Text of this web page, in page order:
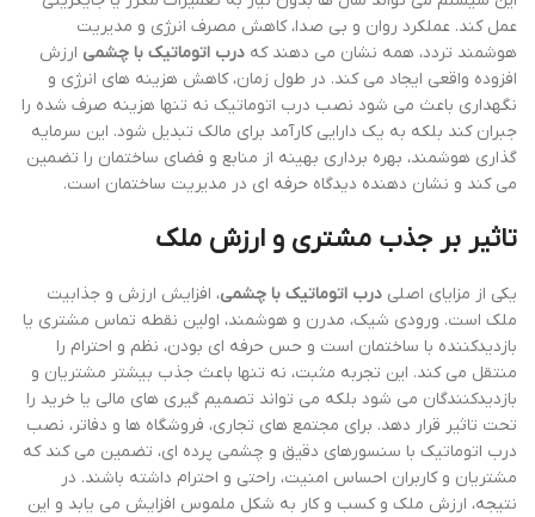
عمل کند. عملکرد روان و بی صدا، کاهش مصرف انرژی و مدیریت
هوشمند تردد، همه نشان می دهند که درب اتوماتیک با چشمی ارزش
افزوده واقعی ایجاد می کند. در طول زمان، کاهش هزینه های انرژی و
نگهداری باعث می شود نصب درب اتوماتیک نه تنها هزینه صرف شده را
جبران کند بلکه به یک دارایی کارآمد برای مالک تبدیل شود. این سرمایه
گذاری هوشمند، بهره برداری بهینه از منابع و فضای ساختمان را تضمین
می کند و نشان دهنده دیدگاه حرفه ای در مدیریت ساختمان است.
تاثیر بر جذب مشتری و ارزش ملک
یکی از مزایای اصلی درب اتوماتیک با چشمی، افزایش ارزش و جذابیت
ملک است. ورودی شیک، مدرن و هوشمند، اولین نقطه تماس مشتری یا
بازدیدکننده با ساختمان است و حس حرفه ای بودن، نظم و احترام را
منتقل می کند. این تجربه مثبت، نه تنها باعث جذب بیشتر مشتریان و
بازدیدکنندگان می شود بلکه می تواند تصمیم گیری های مالی یا خرید را
تحت تاثیر قرار دهد. برای مجتمع های تجاری، فروشگاه ها و دفاتر، نصب
درب اتوماتیک با سنسورهای دقیق و چشمی پرده ای، تضمین می کند که
مشتریان و کاربران احساس امنیت، راحتی و احترام داشته باشند. در
نتیجه، ارزش ملک و کسب و کار به شکل ملموس افزایش می یابد و این